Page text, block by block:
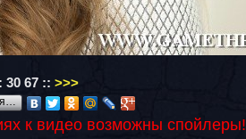
30 67 :: >>>
к видео возможны спойлеры!